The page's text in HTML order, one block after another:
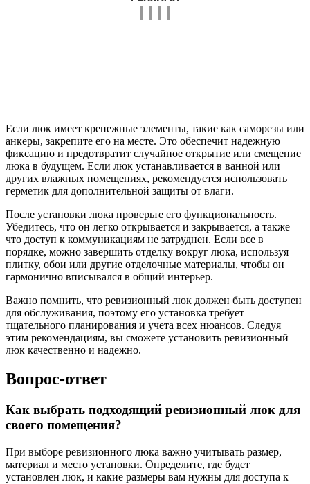
Если люк имеет крепежные элементы, такие как саморезы или
анкеры, закрепите его на месте. Это обеспечит надежную
фиксацию и предотвратит случайное открытие или смещение
люка в будущем. Если люк устанавливается в ванной или
других влажных помещениях, рекомендуется использовать
герметик для дополнительной защиты от влаги.
После установки люка проверьте его функциональность.
Убедитесь, что он легко открывается и закрывается, а также
что доступ к коммуникациям не затруднен. Если все в
порядке, можно завершить отделку вокруг люка, используя
плитку, обои или другие отделочные материалы, чтобы он
гармонично вписывался в общий интерьер.
Важно помнить, что ревизионный люк должен быть доступен
для обслуживания, поэтому его установка требует
тщательного планирования и учета всех нюансов. Следуя
этим рекомендациям, вы сможете установить ревизионный
люк качественно и надежно.
Вопрос-ответ
Как выбрать подходящий ревизионный люк для
своего помещения?
При выборе ревизионного люка важно учитывать размер,
материал и место установки. Определите, где будет
установлен люк, и какие размеры вам нужны для доступа к